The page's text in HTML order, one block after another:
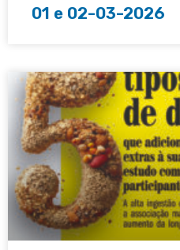
01 e 02-03-2026